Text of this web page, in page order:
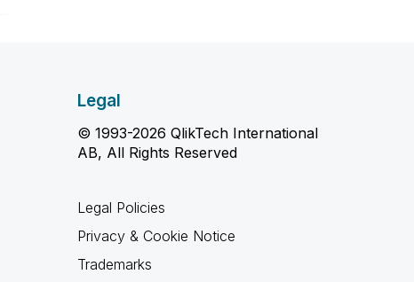
Legal
© 1993-2026 QlikTech International
AB, All Rights Reserved
Legal Policies
Privacy & Cookie Notice
Trademarks